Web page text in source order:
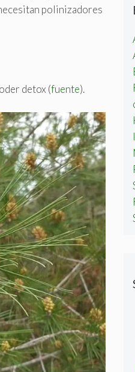
polinizadores
detox (fuente).